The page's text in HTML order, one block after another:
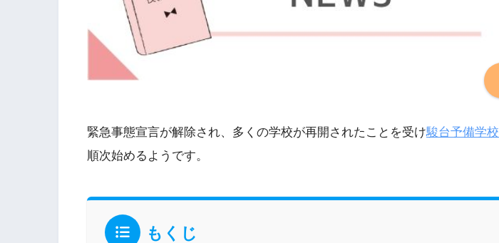
緊急事態宣言が解除され、多くの学校が再開されたことを受け駿台予備学校
順次始めるようです。
もくじ